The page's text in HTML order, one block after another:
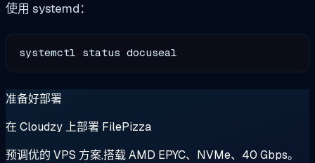
使用 systemd：
准备好部署
在 Cloudzy 上部署 FilePizza
预调优的 VPS 方案,搭载 AMD EPYC、NVMe、40 Gbps。